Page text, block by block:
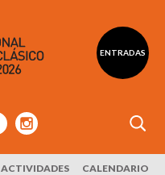
ENTRADAS
ACTIVIDADES
CALENDARIO